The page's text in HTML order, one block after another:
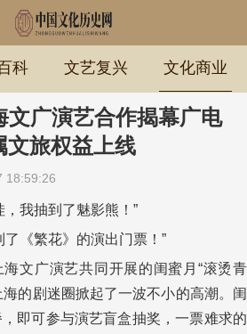
科 文艺复兴 文化商业
文广演艺合作揭幕广电
文旅权益上线
18:59:26
，我抽到了魅影熊！”
了《繁花》的演出门票！”
文广演艺共同开展的闺蜜月“滚烫青
海的剧迷圈掀起了一波不小的高潮。闺
即可参与演艺盲盒抽奖，一票难求的